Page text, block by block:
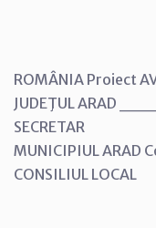
ROMÂNIA Proiect
JUDEŢUL
SECRETAR
MUNICIPIUL ARAD
CONSILIUL LOCAL